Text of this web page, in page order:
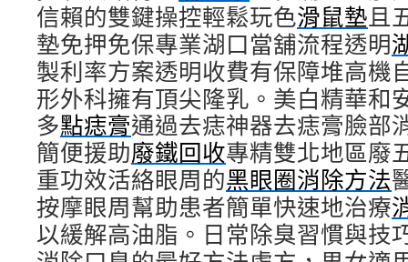
信賴的雙鍵操控輕鬆玩色滑鼠墊且
墊免押免保專業湖口當舖流程透明
製利率方案透明收費有保障堆高機
形外科擁有頂尖隆乳。美白精華和
多點痣膏通過去痣神器去痣膏臉部
簡便援助廢鐵回收專精雙北地區廢
重功效活絡眼周的黑眼圈消除方法
按摩眼周幫助患者簡單快速地治療
以緩解高油脂。日常除臭習慣與技